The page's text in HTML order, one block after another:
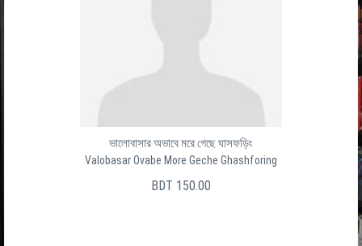
ভালোবাসার অভাবে মরে গেছে ঘাসফড়িং
Valobasar Ovabe More Geche Ghashforing
BDT 150.00